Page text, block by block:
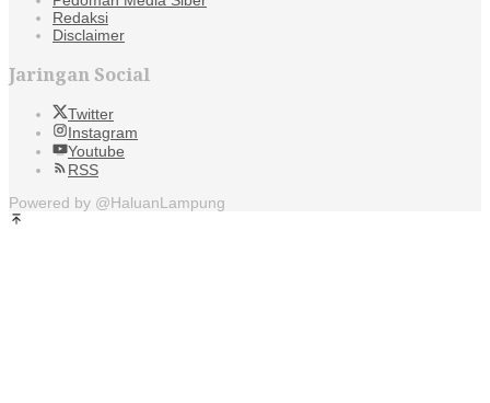
Redaksi
Disclaimer
Jaringan Social
Twitter
Instagram
Youtube
RSS
Powered by @HaluanLampung